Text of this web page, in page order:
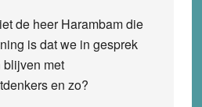
de heer Harambam die
is dat we in gesprek
blijven met
en zo?